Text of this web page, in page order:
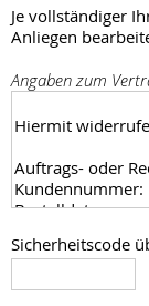
Je vollständiger
Anliegen
Angaben zum
Sicherheitscode